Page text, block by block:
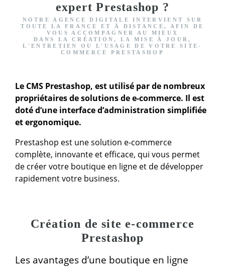
expert Prestashop ?
NOTRE AGENCE DIGITALE INTERVIENT SUR
TOUTE LA FRANCE ET À DISTANCE, AFIN DE
VOUS ACCOMPAGNER AU MIEUX
DANS LA CRÉATION, LA MISE À JOUR,
L'ENTRETIEN OU L'USAGE DE VOTRE SITE-
COMMERCE PRESTASHOP
Le CMS Prestashop, est utilisé par de nombreux
propriétaires de solutions de e-commerce. Il est
doté d’une interface d’administration simplifiée
et ergonomique.
Prestashop est une solution e-commerce
complète, innovante et efficace, qui vous permet
de créer votre boutique en ligne et de développer
rapidement votre business.
Création de site e-commerce
Prestashop
Les avantages d’une boutique en ligne